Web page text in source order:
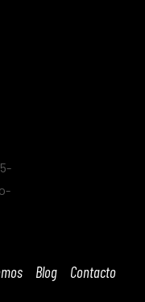
Blog Contacto